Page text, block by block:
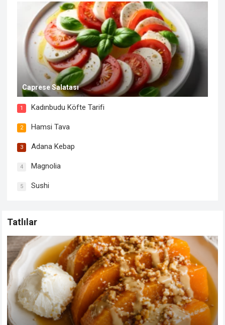
Caprese Salatası
1 Kadınbudu Köfte Tarifi
2 Hamsi Tava
3 Adana Kebap
4 Magnolia
5 Sushi
Tatlılar